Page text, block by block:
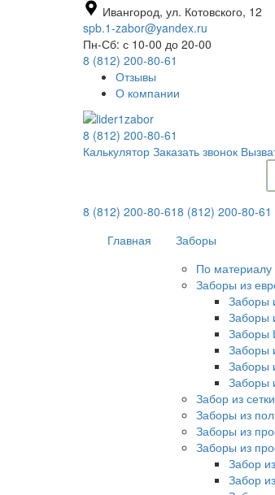
Ивангород, ул. Котовского, 12
spb.1-zabor@yandex.ru
Пн-Сб: с 10-00 до 20-00
8 (812) 200-80-61
Отзывы
О компании
8 (812) 200-80-61
Калькулятор Заказать звонок
8 (812) 200-80-61
Главная
Заборы
По материалу
Заборы из
Заборы
Заборы
Заборы
Заборы
Заборы
Заборы
Забор из
Заборы из
Заборы из
Заборы из
Забор
Забор
8 (812) 200-80-61